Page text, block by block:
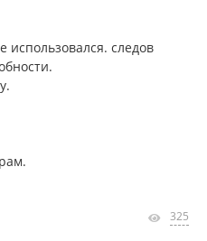
использовался. следов
325